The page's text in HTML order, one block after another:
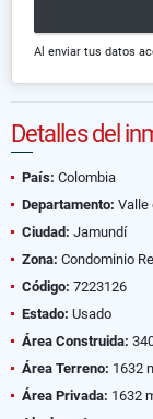
Al enviar tus datos
Detalles del
País: Colombia
Departamento: Valle
Ciudad: Jamundí
Zona: Condominio
Código: 7223126
Estado: Usado
Área Construida:
Área Terreno: 1632
Área Privada: 1632